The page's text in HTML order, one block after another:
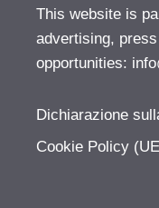
This website is
advertising,
opportunities:
Dichiarazione
Cookie Policy